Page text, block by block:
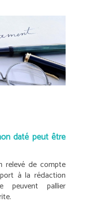
daté peut être
relevé de compte
à la rédaction
peuvent pallier